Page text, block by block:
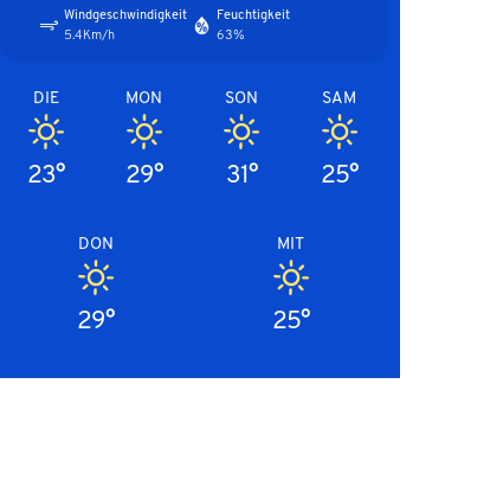
Feuchtigkeit
63%
Windgeschwindigkeit
5.4Km/h
SAM
25°
SON
31°
MON
29°
DIE
23°
MIT
25°
DON
29°